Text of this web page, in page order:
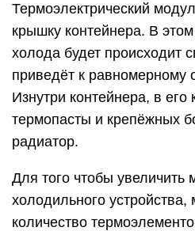
Термоэлектрический
крышку контейнера. В
холода будет происходит
приведёт к равномерному
Изнутри контейнера, в
термопасты и крепёжных
радиатор.
Для того чтобы увеличить
холодильного устройства,
количество